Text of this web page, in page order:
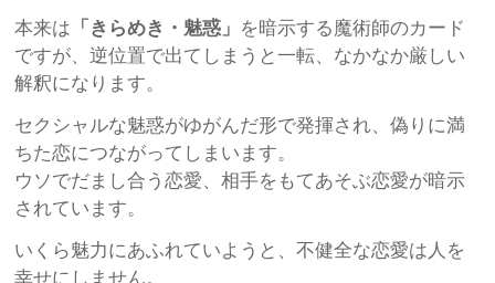
本来は 「きらめき・魅惑」 を暗示する魔術師のカード
ですが、逆位置で出てしまうと一転、なかなか厳しい
解釈になります。
セクシャルな魅惑がゆがんだ形で発揮され、偽りに満
ちた恋につながってしまいます。
ウソでだまし合う恋愛、相手をもてあそぶ恋愛が暗示
されています。
いくら魅力にあふれていようと、不健全な恋愛は人を
幸せにしません。